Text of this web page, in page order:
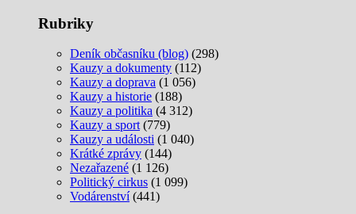
Rubriky
Deník občasníku (blog) (298)
Kauzy a dokumenty (112)
Kauzy a doprava (1 056)
Kauzy a historie (188)
Kauzy a politika (4 312)
Kauzy a sport (779)
Kauzy a události (1 040)
Krátké zprávy (144)
Nezařazené (1 126)
Politický cirkus (1 099)
Vodárenství(441)